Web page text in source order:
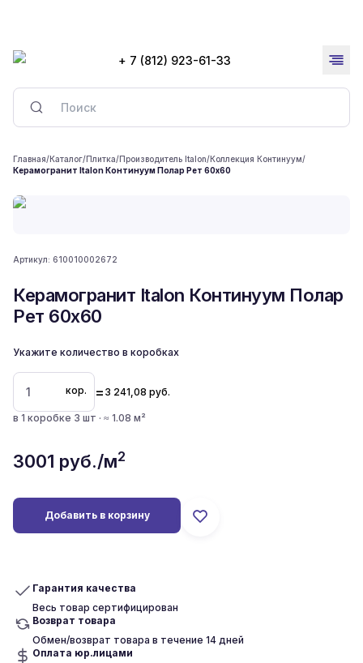
+ 7 (812) 923-61-33
Главная/Каталог/Плитка/Производитель Italon/Коллекция Континуум/
Керамогранит Italon Континуум Полар Рет 60x60
Артикул: 610010002672
Керамогранит Italon Континуум Полар
Рет 60x60
Укажите количество в коробках
кор. = 3 241,08 руб.
в 1 коробке 3 шт · ≈ 1.08 м²
3001 руб./м2
Добавить в корзину
Гарантия качества
Весь товар сертифицирован
Возврат товара
Обмен/возврат товара в течение 14 дней
Оплата юр.лицами